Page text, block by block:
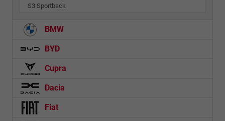
S3 Sportback
BMW
BYD
Cupra
Dacia
Fiat